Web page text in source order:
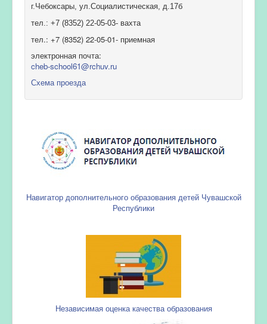
г.Чебоксары, ул.Социалистическая, д.17б
тел.: +7 (8352) 22-05-03- вахта
тел.: +7 (8352) 22-05-01- приемная
электронная почта:
cheb-school61@rchuv.ru
Схема проезда
Навигатор дополнительного образования детей Чувашской
Республики
Независимая оценка качества образования